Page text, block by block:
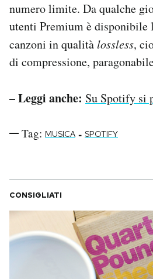
numero limite. Da qualche
utenti Premium è disponibile
canzoni in qualitàlossless,
di compressione,
– Leggi anche: Su Spotify si
Tag: MUSICA - SPOTIFY
CONSIGLIATI